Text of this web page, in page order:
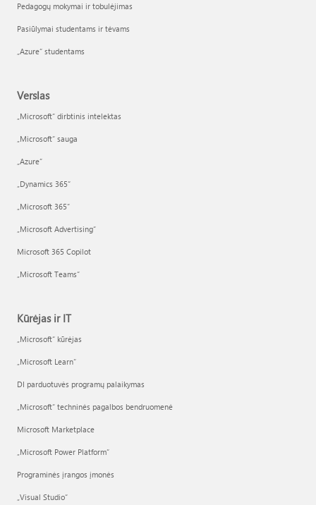
Pedagogų mokymai ir tobulėjimas
Pasiūlymai studentams ir tėvams
„Azure“ studentams
Verslas
„Microsoft“ dirbtinis intelektas
„Microsoft“ sauga
„Azure”
„Dynamics 365“
„Microsoft 365“
„Microsoft Advertising“
Microsoft 365 Copilot
„Microsoft Teams“
Kūrėjas ir IT
„Microsoft“ kūrėjas
„Microsoft Learn“
DI parduotuvės programų palaikymas
„Microsoft“ techninės pagalbos bendruomenė
Microsoft Marketplace
„Microsoft Power Platform“
Programinės įrangos įmonės
„Visual Studio“